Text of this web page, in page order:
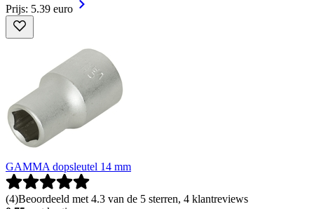
Prijs: 5.39 euro
GAMMA dopsleutel 14 mm
(4)Beoordeeld met 4.3 van de 5 sterren, 4 klantreviews